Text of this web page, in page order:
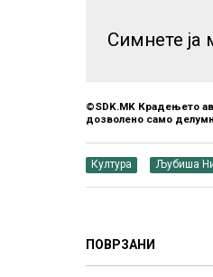
Симнете ја
©SDK.MK Крадењето
дозволено само
Култура Љубиша
ПОВРЗАНИ